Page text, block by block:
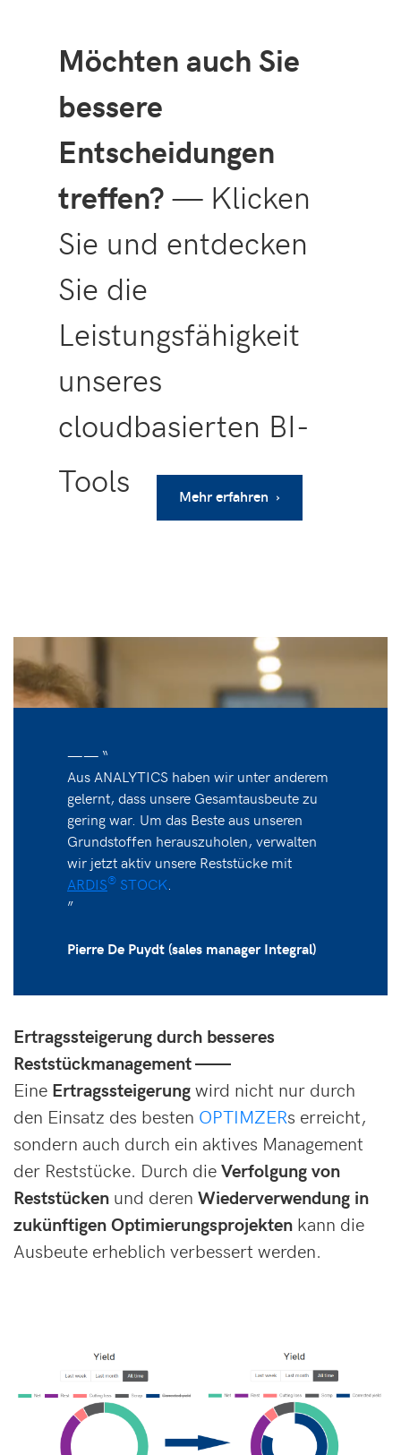
Möchten auch Sie
bessere
Entscheidungen
treffen?— Klicken
Sie und entdecken
Sie die
Leistungsfähigkeit
unseres
cloudbasierten BI-
Tools
Mehr erfahren ›
—— “
Aus ANALYTICS haben wir unter anderem
gelernt, dass unsere Gesamtausbeute zu
gering war. Um das Beste aus unseren
Grundstoffen herauszuholen, verwalten
wir jetzt aktiv unsere Reststücke mit
ARDIS® STOCK
”
Pierre De Puydt (sales manager Integral)
Ertragssteigerung durch besseres
Reststückmanagement ——
Eine Ertragssteigerungwird nicht nur durch
den Einsatz des besten OPTIMZERs erreicht,
sondern auch durch ein aktives Management
der Reststücke. Durch dieVerfolgung von
Reststücken und deren Wiederverwendung in
zukünftigen Optimierungsprojekten kann die
Ausbeute erheblich verbessert werden.